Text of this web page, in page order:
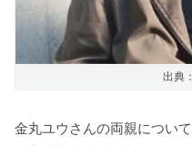
出典
金丸ユウさんの両親につい